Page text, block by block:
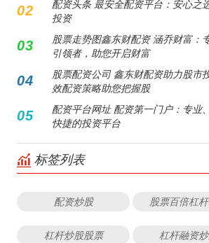
02
配资头条 最安全配资平台：安心之
投资
03
股票走势图鑫东财配资 涵乔财富：
引领者，助您开启财富
04
股票配资公司 鑫东财配资助力股市
效配资策略助您把握股
05
配资平台网址 配资第一门户：专业
快捷的投资平台
标签列表
配资炒股 股票百倍杠
杠杆炒股股票 杠杆融资